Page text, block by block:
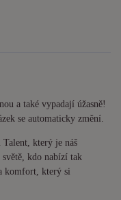
a také vypadají úžasně!
se automaticky změní.
Talent, který je náš
kdo nabízí tak
komfort, který si